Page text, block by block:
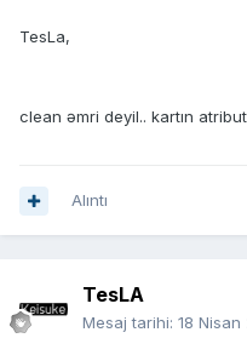
TesLa,
clean əmri deyil.. kartın
Alıntı
TesLA
Mesaj tarihi: 18 Nisan